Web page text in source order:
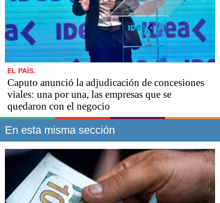
EL PAÍS.
Caputo anunció la adjudicación de concesiones
viales: una por una, las empresas que se
quedaron con el negocio
En esta misma sección